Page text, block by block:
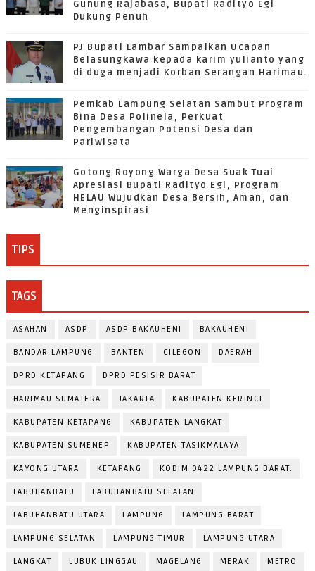
Gunung Rajabasa, Bupati Radityo Egi
Dukung Penuh
PJ Bupati Lambar Sampaikan Ucapan
Belasungkawa kepada karim yulianto yang
di duga menjadi Korban Serangan Harimau.
Pemkab Lampung Selatan Sambut Program
Bina Desa Polinela, Perkuat
Pengembangan Potensi Desa dan
Pariwisata
Gotong Royong Warga Desa Suak Tuai
Apresiasi Bupati Radityo Egi, Program
HELAU Wujudkan Desa Bersih, Aman, dan
Menginspirasi
TIPS
TAGS
ASAHAN ASDP ASDP BAKAUHENI BAKAUHENI
BANDAR LAMPUNG BANTEN CILEGON DAERAH
DPRD KETAPANG DPRD PESISIR BARAT
HARIMAU SUMATERA JAKARTA KABUPATEN KERINCI
KABUPATEN KETAPANG KABUPATEN LANGKAT
KABUPATEN SUMENEP KABUPATEN TASIKMALAYA
KAYONG UTARA KETAPANG KODIM 0422 LAMPUNG BARAT.
LABUHANBATU LABUHANBATU SELATAN
LABUHANBATU UTARA LAMPUNG LAMPUNG BARAT
LAMPUNG SELATAN LAMPUNG TIMUR LAMPUNG UTARA
LANGKAT LUBUK LINGGAU MAGELANG MERAK METRO